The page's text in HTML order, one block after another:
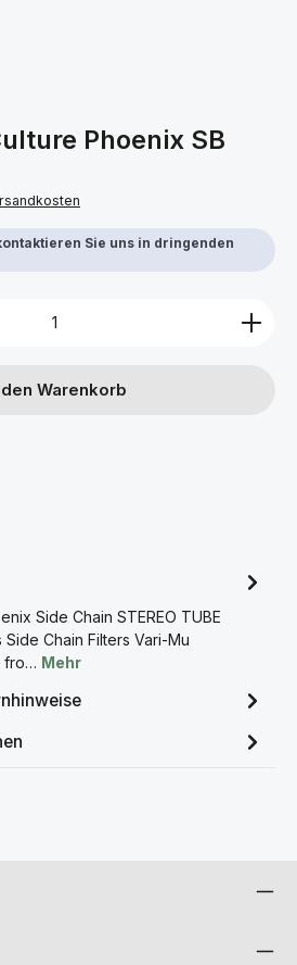
Phoenix SB
Sie uns in dringenden
den gewünschten Wert ein
den Warenkorb
Side Chain STEREO TUBE
Side Chain Filters Vari-Mu
fro… Mehr